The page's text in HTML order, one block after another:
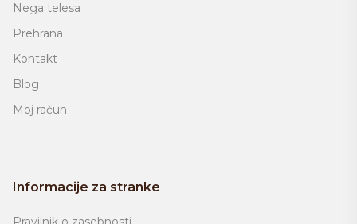
Nega telesa
Prehrana
Kontakt
Blog
Moj račun
Informacije za stranke